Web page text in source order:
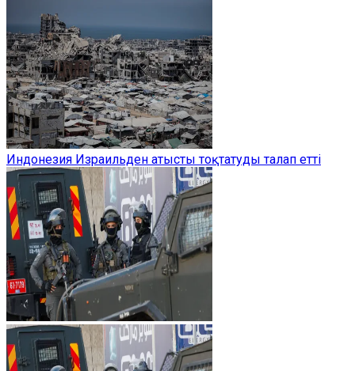
Индонезия Израильден атысты тоқтатуды талап етті